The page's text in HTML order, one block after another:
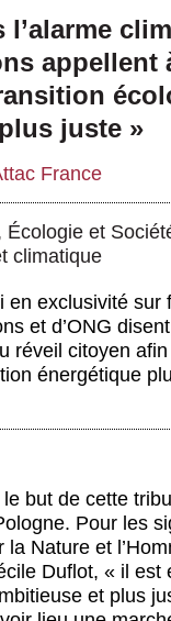
l’alarme
appellent
juste »
France
Écologie et
climatique
en exclusivité sur
et d’ONG
réveil citoyen
énergétique
but de cette
Pour les
Nature et
Duflot, « il est
et plus